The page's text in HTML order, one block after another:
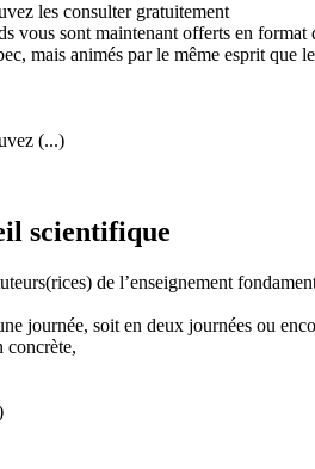
les consulter gratuitement
vous sont maintenant offerts en
mais animés par le même esprit que
(...)
scientifique
de l’enseignement
journée, soit en deux journées ou
concrète,